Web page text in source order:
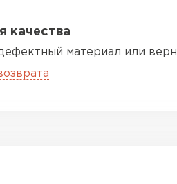
качества
материал или